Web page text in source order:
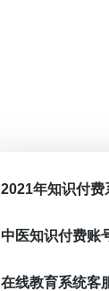
2021年知识付
在线教育系统客